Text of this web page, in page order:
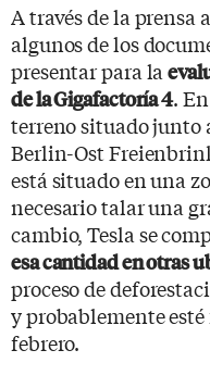
A través de la
algunos de los
presentar para la
de la Gigafactoría 4.
terreno situado junto
Berlin-Ost
está situado en una
necesario talar una
cambio, Tesla se
esa cantidad en otras
proceso de
y probablemente
febrero.